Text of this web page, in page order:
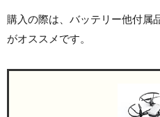
購入の際は、バッテリー他付属
がオススメです。